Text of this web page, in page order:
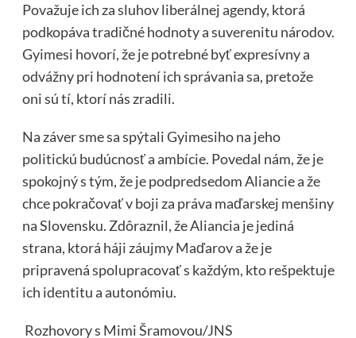
Považuje ich za sluhov liberálnej agendy, ktorá
podkopáva tradičné hodnoty a suverenitu národov.
Gyimesi hovorí, že je potrebné byť expresívny a
odvážny pri hodnotení ich správania sa, pretože
oni sú tí, ktorí nás zradili.
Na záver sme sa spýtali Gyimesiho na jeho
politickú budúcnosť a ambície. Povedal nám, že je
spokojný s tým, že je podpredsedom Aliancie a že
chce pokračovať v boji za práva maďarskej menšiny
na Slovensku. Zdôraznil, že Aliancia je jediná
strana, ktorá háji záujmy Maďarov a že je
pripravená spolupracovať s každým, kto rešpektuje
ich identitu a autonómiu.
Rozhovory s Mimi Šramovou/JNS